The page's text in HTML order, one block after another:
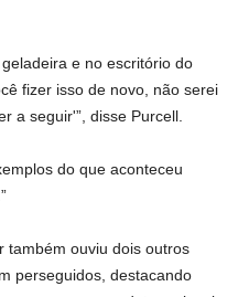
e no escritório do
fizer isso de novo, não serei
a seguir'”, disse Purcell.
do que aconteceu
também ouviu dois outros
perseguidos, destacando